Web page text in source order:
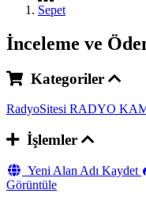
Sepet
İnceleme ve
Kategoriler
RadyoSitesi RADYO
İşlemler
Yeni Alan Adı Kaydet
Görüntüle